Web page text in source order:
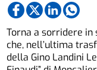
Torna a sorridere in
che, nell’ultima
della Gino Landini